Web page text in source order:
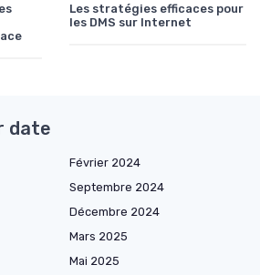
Les stratégies efficaces pour
les DMS sur Internet
date
Février 2024
Septembre 2024
Décembre 2024
Mars 2025
Mai 2025